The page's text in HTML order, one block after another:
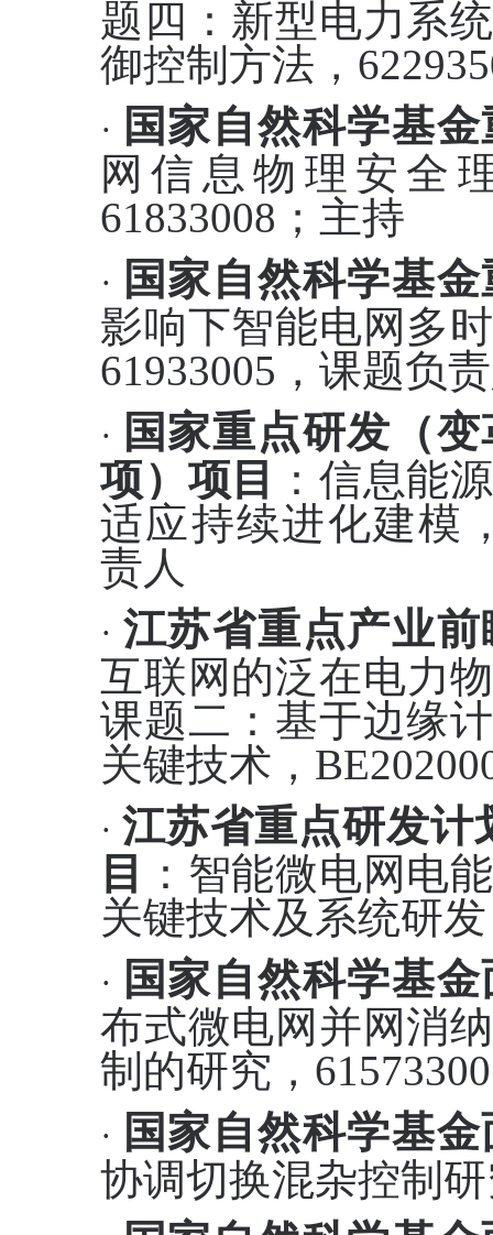
题四：新型电力系
御控制方法，
· 国家自然科学基
网信息物理安全
61833008； 主持
· 国家自然科学基
影响下智能电网多
61933005 ， 课题负
· 国家重点研发（
项）项目
：信息能
适应持续进化建模
责人
· 江苏省重点产业
互联网的泛在电力
课题二： 基于边缘
关键技术，
·江苏省重点研发计
目
： 智能微电网电
关键技术及系统研
· 国家自然科学基
布式微电网并网消
制的研究，
· 国家自然科学基
协调切换混杂控制